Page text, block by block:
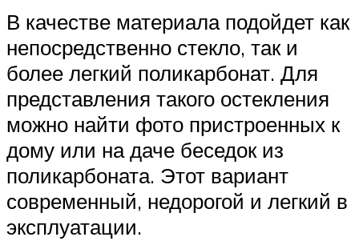
В качестве материала подойдет как
непосредственно стекло, так и
более легкий поликарбонат. Для
представления такого остекления
можно найти фото пристроенных к
дому или на даче беседок из
поликарбоната. Этот вариант
современный, недорогой и легкий в
эксплуатации.